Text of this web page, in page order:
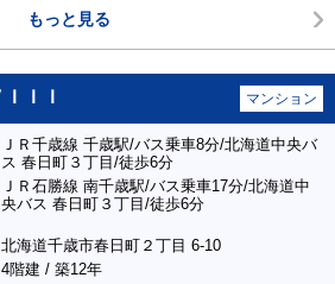
もっと見る
ＩＩ マンション
ＪＲ千歳線 千歳駅/バス乗車8分/北海道中央バ
ス 春日町３丁目/徒歩6分
ＪＲ石勝線 南千歳駅/バス乗車17分/北海道中
央バス 春日町３丁目/徒歩6分
北海道千歳市春日町２丁目 6-10
4階建 / 築12年